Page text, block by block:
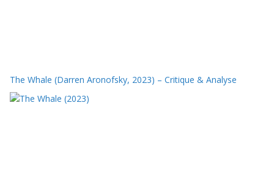
The Whale (Darren Aronofsky, 2023) – Critique & Analyse